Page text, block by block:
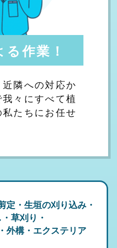
作業！
隣への対応か
々にすべて植
たちにお任せ
定・生垣の刈り込み・
草刈り・
外構・エクステリア